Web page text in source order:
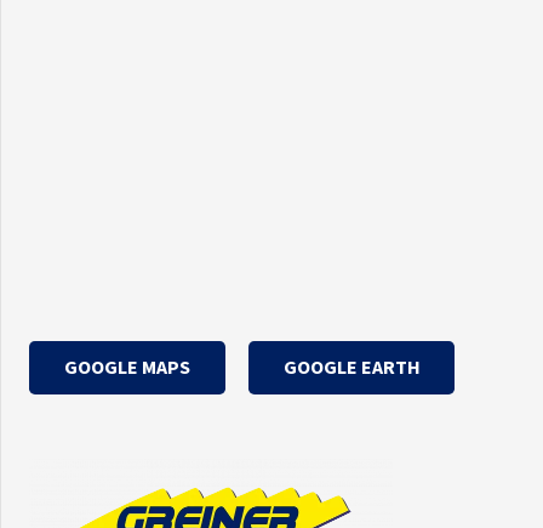
GOOGLE MAPS GOOGLE EARTH